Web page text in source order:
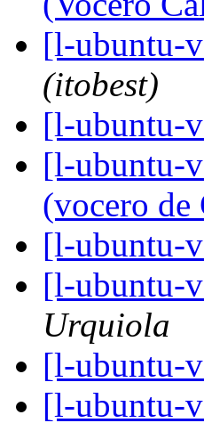
[l-ubuntu-
(itobest)
[l-ubuntu-
[l-ubuntu-
(vocero de
[l-ubuntu-
[l-ubuntu-
Urquiola
[l-ubuntu-
[l-ubuntu-